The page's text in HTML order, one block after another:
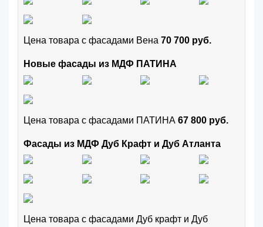
Цена товара с фасадами Вена 70 700 руб.
Новые фасады из МДФ ПАТИНА
Цена товара с фасадами ПАТИНА 67 800 руб.
Фасады из МДФ Дуб Крафт и Дуб Атланта
Цена товара с фасадами Дуб крафт и Дуб